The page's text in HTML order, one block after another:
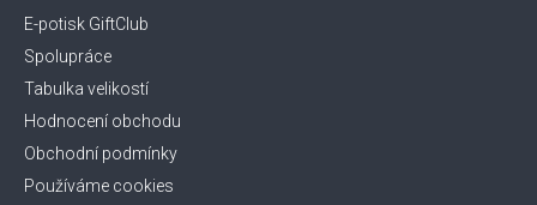
E-potisk GiftClub
Spolupráce
Tabulka velikostí
Hodnocení obchodu
Obchodní podmínky
Používáme cookies